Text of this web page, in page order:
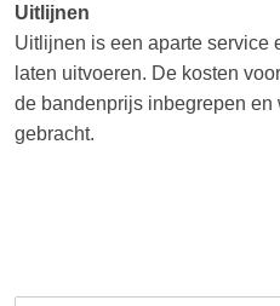
Uitlijnen
Uitlijnen is een aparte service
laten uitvoeren. De kosten
de bandenprijs inbegrepen en
gebracht.